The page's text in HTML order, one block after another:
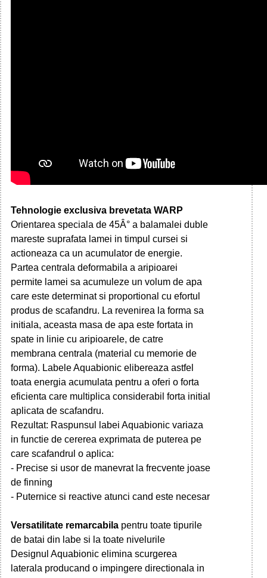
Tehnologie exclusiva brevetata WARP
Orientarea speciala de 45Â° a balamalei duble
mareste suprafata lamei in timpul cursei si
actioneaza ca un acumulator de energie.
Partea centrala deformabila a aripioarei
permite lamei sa acumuleze un volum de apa
care este determinat si proportional cu efortul
produs de scafandru. La revenirea la forma sa
initiala, aceasta masa de apa este fortata in
spate in linie cu aripioarele, de catre
membrana centrala (material cu memorie de
forma). Labele Aquabionic elibereaza astfel
toata energia acumulata pentru a oferi o forta
eficienta care multiplica considerabil forta initial
aplicata de scafandru.
Rezultat: Raspunsul labei Aquabionic variaza
in functie de cererea exprimata de puterea pe
care scafandrul o aplica:
- Precise si usor de manevrat la frecvente joase
de finning
- Puternice si reactive atunci cand este necesar
Versatilitate remarcabilapentru toate tipurile
de batai din labe si la toate nivelurile
Designul Aquabionic elimina scurgerea
laterala producand o impingere directionala in